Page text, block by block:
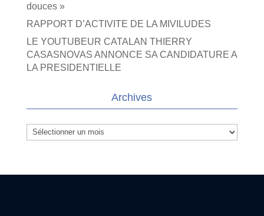
douces »
RAPPORT D’ACTIVITE DE LA MIVILUDES
LE YOUTUBEUR CATALAN THIERRY
CASASNOVAS ANNONCE SA CANDIDATURE A
LA PRESIDENTIELLE
Archives
Archives